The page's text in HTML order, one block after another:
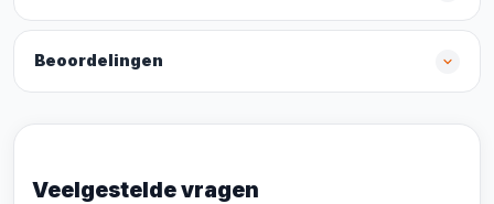
Beoordelingen
Veelgestelde vragen